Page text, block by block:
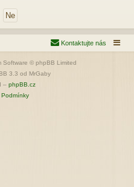
Kontaktujte nás
Software © phpBB Limited
3.3 od MrGaby
– phpBB.cz
Podmínky